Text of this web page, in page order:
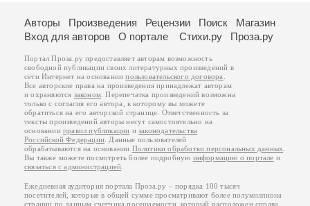
Авторы Произведения Рецензии Поиск
Магазин
Вход для авторов
О портале Стихи.ру Проза.ру
Портал Проза.ру предоставляет авторам возможность
свободной публикации своих литературных произведений в
сети Интернет на основаниипользовательского договора
Все авторские права на произведения принадлежат авторам
и охраняются законом . Перепечатка произведений возможна
только с согласия его автора, к которому вы можете
обратиться на его авторской странице. Ответственность за
тексты произведений авторы несут самостоятельно на
основанииправил публикации изаконодательства
Российской Федерации . Данные пользователей
обрабатываются на основании Политики обработки персональных данных
Вы также можете посмотреть более подробную информацию о портале и
связаться с администрацией
Ежедневная аудитория портала Проза.ру – порядка 100 тысяч
посетителей, которые в общей сумме просматривают более полумиллиона
страниц по данным счетчика посещаемости, который расположен справа